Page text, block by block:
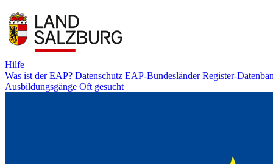
Hilfe
Was ist der EAP? Datenschutz EAP-BundesländerRegister-
Ausbildungsgänge Oft gesucht